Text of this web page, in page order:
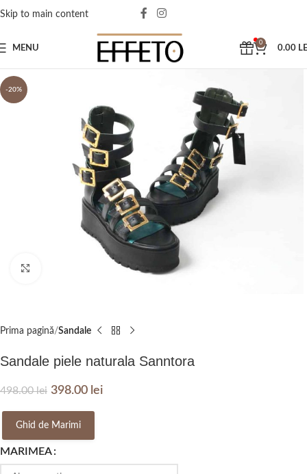
Skip to main content
MENU
0
0.00
-20%
Prima pagină Sandale
Sandale piele naturala Sanntora
498.00lei 398.00 lei
Ghid de Marimi
MARIMEA